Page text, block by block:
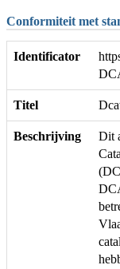
Conformiteit met
Identificator
Titel
Beschrijving
Dit